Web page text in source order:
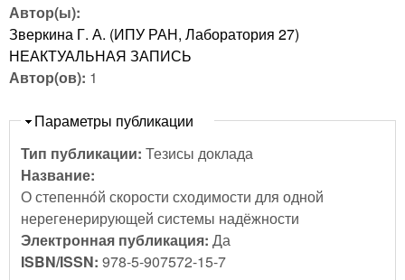
Автор(ы):
Зверкина Г. А. (ИПУ РАН, Лаборатория 27)
НЕАКТУАЛЬНАЯ ЗАПИСЬ
Автор(ов): 1
Скрыть
Параметры публикации
Тип публикации: Тезисы доклада
Название:
О степеннóй скорости сходимости для одной
нерегенерирующей системы надёжности
Электронная публикация: Да
ISBN/ISSN: 978-5-907572-15-7